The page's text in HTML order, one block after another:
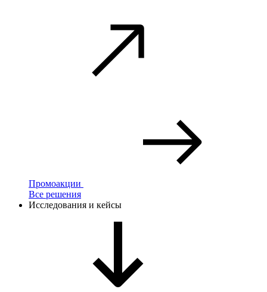
Промоакции
Все решения
Исследования и кейсы